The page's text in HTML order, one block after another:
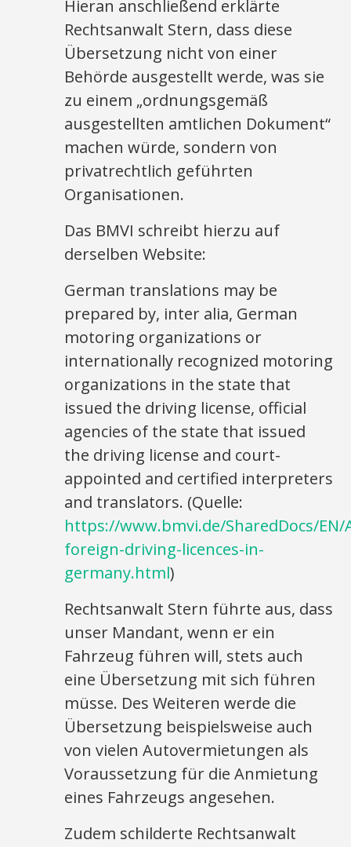
Hieran anschließend erklärte
Rechtsanwalt Stern, dass diese
Übersetzung nicht von einer
Behörde ausgestellt werde, was sie
zu einem „ordnungsgemäß
ausgestellten amtlichen Dokument“
machen würde, sondern von
privatrechtlich geführten
Organisationen.
Das BMVI schreibt hierzu auf
derselben Website:
German translations may be
prepared by, inter alia, German
motoring organizations or
internationally recognized motoring
organizations in the state that
issued the driving license, official
agencies of the state that issued
the driving license and court-
appointed and certified interpreters
and translators. (Quelle:
https://www.bmvi.de/SharedDocs/
foreign-driving-licences-in-
germany.html)
Rechtsanwalt Stern führte aus, dass
unser Mandant, wenn er ein
Fahrzeug führen will, stets auch
eine Übersetzung mit sich führen
müsse. Des Weiteren werde die
Übersetzung beispielsweise auch
von vielen Autovermietungen als
Voraussetzung für die Anmietung
eines Fahrzeugs angesehen.
Zudem schilderte Rechtsanwalt